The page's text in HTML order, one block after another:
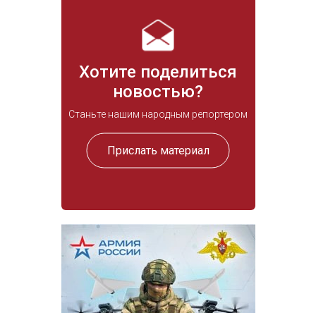
Хотите поделиться
новостью?
Станьте нашим народным репортером
Прислать материал